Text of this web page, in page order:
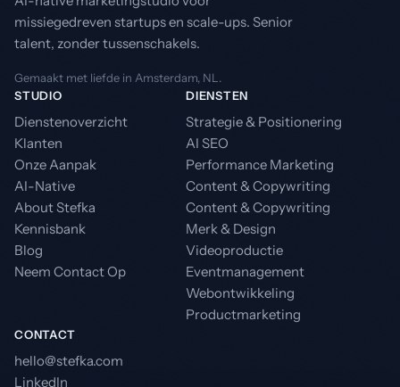
missiegedreven startups en scale-ups. Senior
talent, zonder tussenschakels.
Gemaakt met liefde in Amsterdam, NL.
STUDIO
Dienstenoverzicht
Klanten
Onze Aanpak
AI-Native
About Stefka
Kennisbank
Blog
Neem Contact Op
DIENSTEN
Strategie & Positionering
AI SEO
Performance Marketing
Content & Copywriting
Content & Copywriting
Merk & Design
Videoproductie
Eventmanagement
Webontwikkeling
Productmarketing
CONTACT
hello@stefka.com
LinkedIn